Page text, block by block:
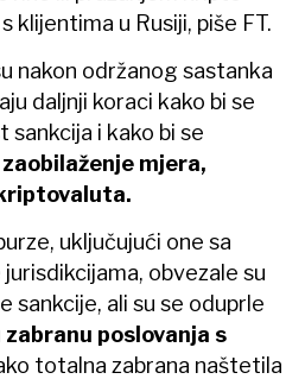
klijentima u Rusiji, piše FT.
nakon održanog sastanka
daljnji koraci kako bi se
i kako bi se
mjera,
uključujući one sa
obvezale su
sankcije, ali su se oduprle
poslovanja s
totalna zabrana naštetila